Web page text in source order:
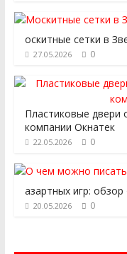
оскитные сетки в
27.05.2026 0
Пластиковые двери
компании Окнатек
22.05.2026 0
азартных игр:
20.05.2026 0